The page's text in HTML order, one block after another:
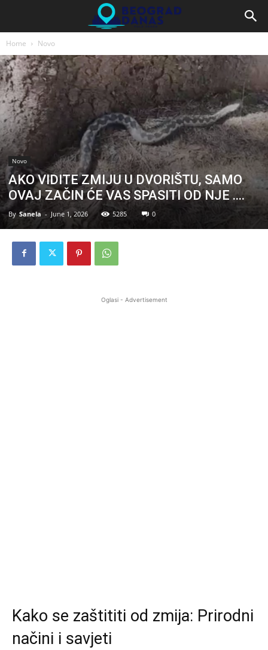
Home Novo
Novo
AKO VIDITE ZMIJU U DVORIŠTU, SAMO
OVAJ ZAČIN ĆE VAS SPASITI OD NJE ….
By Sanela - June 1, 2026 5285 0
Oglasi - Advertisement
Kako se zaštititi od zmija: Prirodni
načini i savjeti